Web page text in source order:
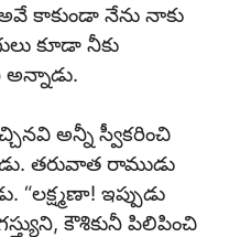
కాకుండా నేను నాకు
కూడా నీకు
అన్నాడు.
అన్నీ స్వీకరించి
తరువాత రాముడు
“లక్ష్మణా! ఇప్పుడు
కౌశికునీ పిలిపించి